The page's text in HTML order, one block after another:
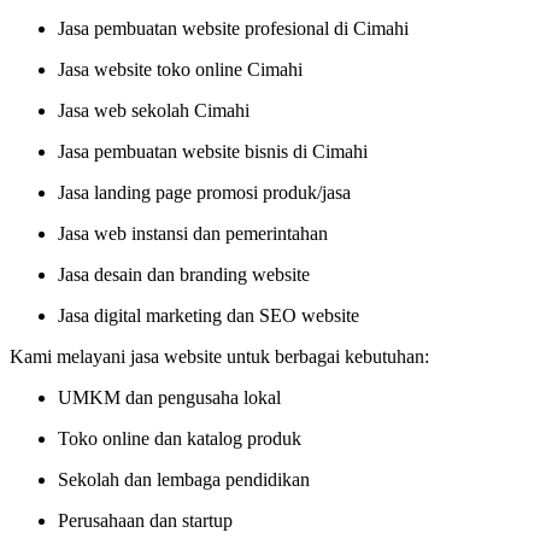
Jasa pembuatan website profesional di Cimahi
Jasa website toko online Cimahi
Jasa web sekolah Cimahi
Jasa pembuatan website bisnis di Cimahi
Jasa landing page promosi produk/jasa
Jasa web instansi dan pemerintahan
Jasa desain dan branding website
Jasa digital marketing dan SEO website
Kami melayani jasa website untuk berbagai kebutuhan:
UMKM dan pengusaha lokal
Toko online dan katalog produk
Sekolah dan lembaga pendidikan
Perusahaan dan startup